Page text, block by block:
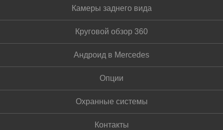
Камеры заднего вида
Круговой обзор 360
Андроид в Mercedes
Опции
Охранные системы
Контакты